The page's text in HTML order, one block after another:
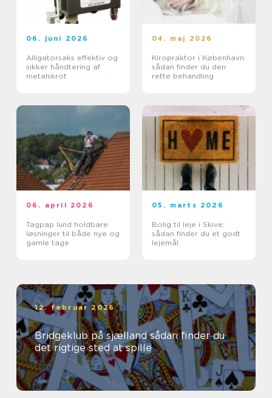
06. juni 2026
Alligatorsaks effektiv og
sikker håndtering af
metalskrot
04. maj 2026
Kiropraktor i København:
sådan finder du den
rette behandling
06. april 2026
Tagpap lund holdbare
løsninger til både nye og
gamle tage
05. marts 2026
Bolig til leje i Skive:
sådan finder du et godt
lejemål
12. februar 2026
Bridgeklub på sjælland sådan finder du
det rigtige sted at spille